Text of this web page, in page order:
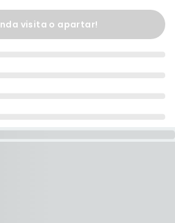
visita o apartar!